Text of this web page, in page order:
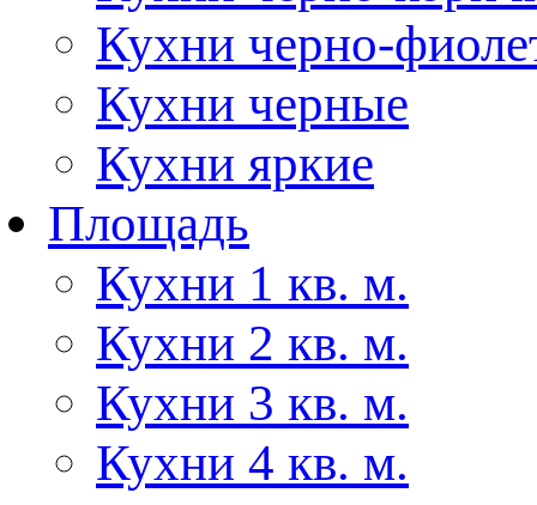
Кухни черно-
Кухни черные
Кухни яркие
Площадь
Кухни 1 кв. м.
Кухни 2 кв. м.
Кухни 3 кв. м.
Кухни 4 кв. м.